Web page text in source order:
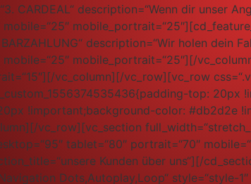
CARDEAL“ description=“Wenn dir unser
BARZAHLUNG“ description=“Wir holen
mobile_portrait=“25″][/
vc_column][/vc_row][vc_row
top:
!important;background-color: #db2d2e
vc_row][vc_section
tablet=“80″ portrait=“70″
Kunden über uns“][/
Dots,Autoplay,Loop“ style=“style-